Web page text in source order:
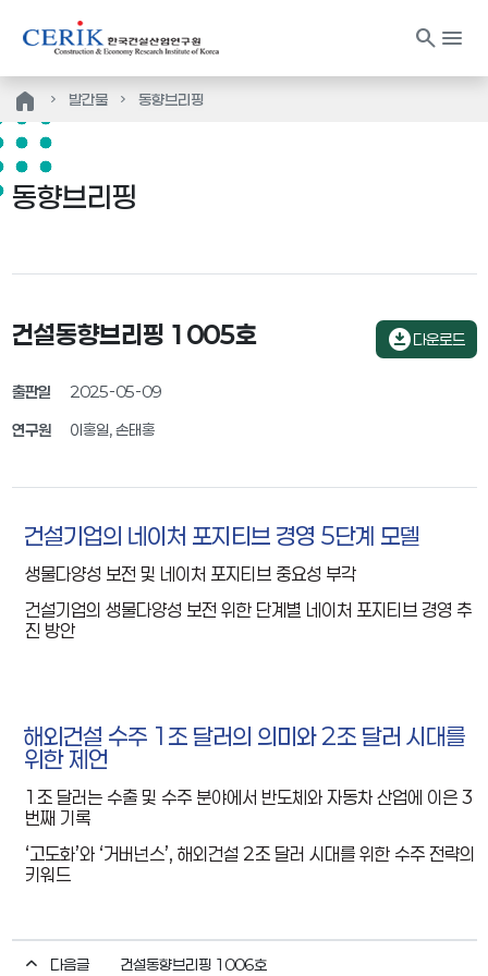
search menu
home 발간물 동향브리핑
동향브리핑
건설동향브리핑 1005호
출판일 2025-05-09
연구원 이홍일, 손태홍
download_for_offline다운로드
건설기업의 네이처 포지티브 경영 5단계 모델
생물다양성 보전 및 네이처 포지티브 중요성 부각
건설기업의 생물다양성 보전 위한 단계별 네이처 포지티브 경영 추
진 방안
해외건설 수주 1 조 달러의 의미와2조 달러 시대를
위한 제언
1 조 달러는 수출 및 수주 분야에서 반도체와 자동차 산업에 이은 3
번째 기록
‘고도화’와 ‘거버넌스’, 해외건설 2조 달러 시대를 위한 수주 전략의
키워드
다음글 건설동향브리핑 1006호